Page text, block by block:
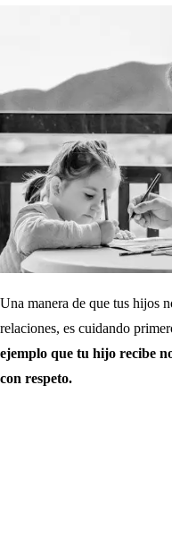
Una manera de que tus hijos
relaciones, es cuidando
ejemplo que tu hijo recibe
con respeto.